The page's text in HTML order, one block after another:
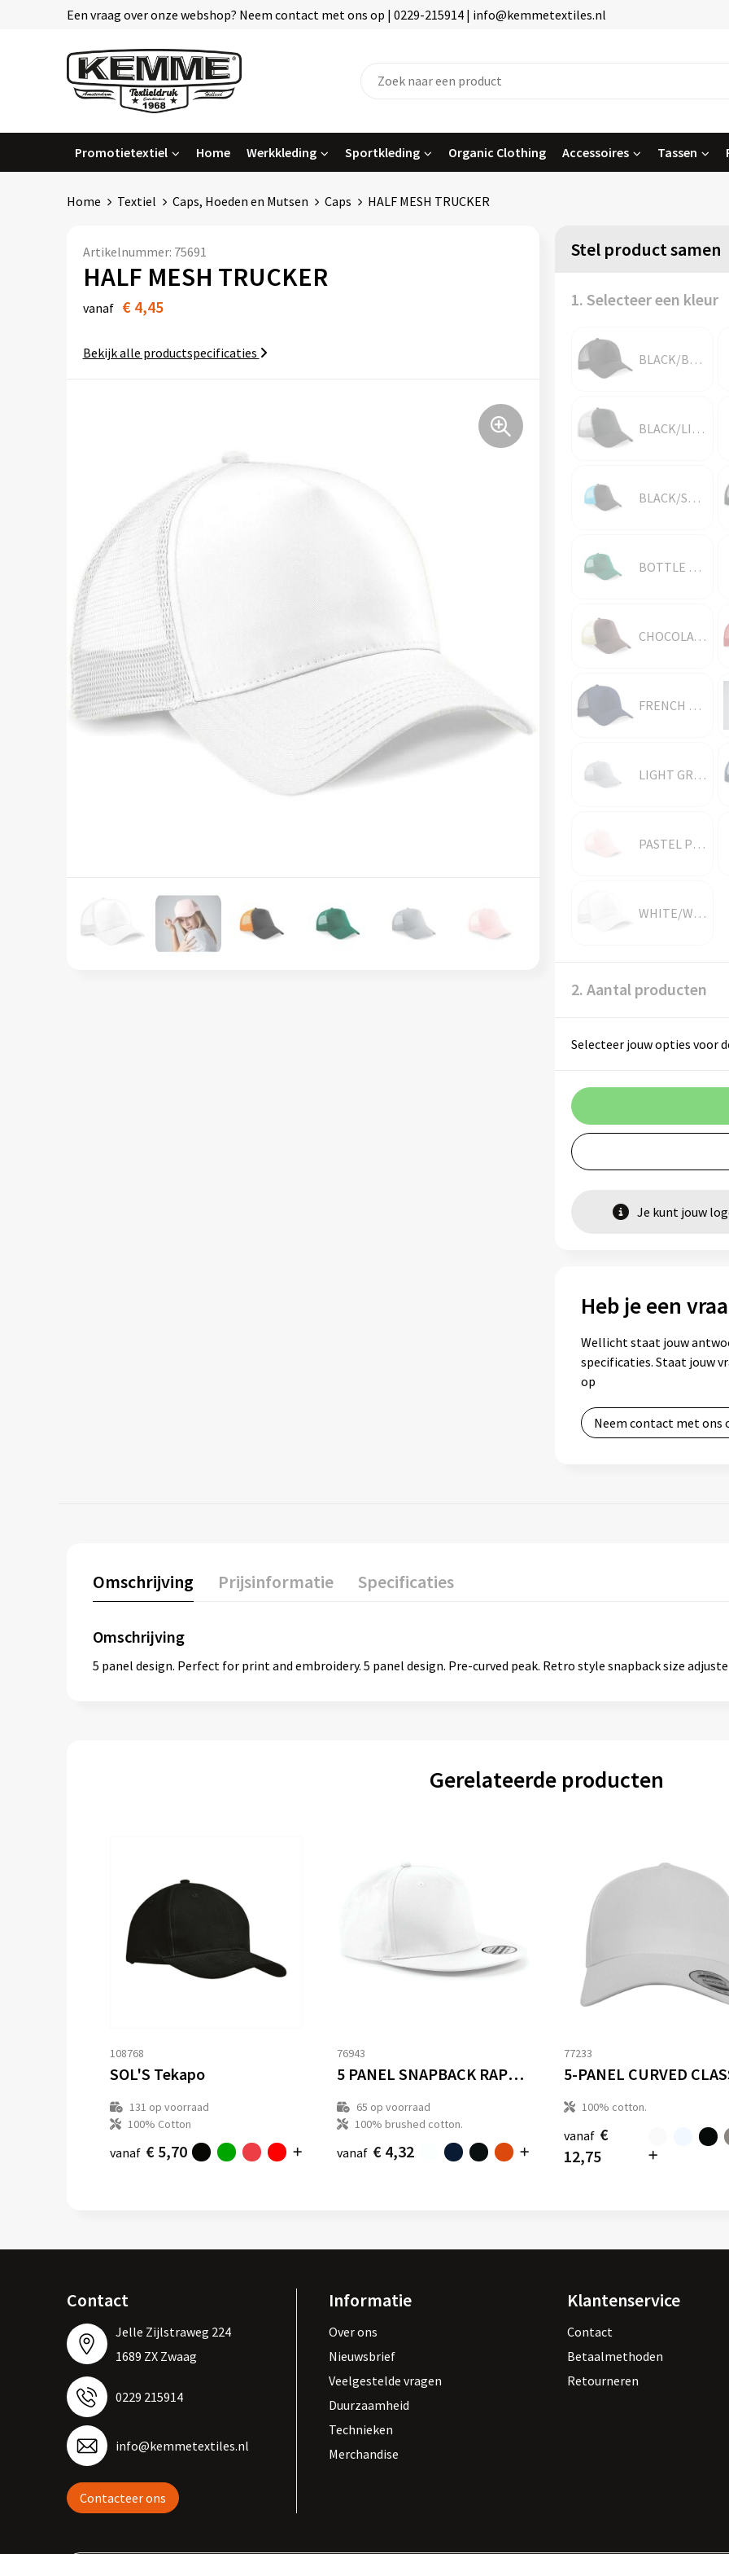
Een vraag over onze webshop? Neem contact met ons op | 0229-215914 | info@kemmetextiles.nl
Promotietextiel Home Werkkleding Sportkleding Organic Clothing Accessoires Tassen
Home Textiel Caps, Hoeden en Mutsen Caps HALF MESH TRUCKER
Artikelnummer: 75691
HALF MESH TRUCKER
vanaf € 4,45
Bekijk alle productspecificaties
Stel product samen
1. Selecteer een kleur
BLACK/BLACK
BLACK/LIGHT GREY
BLACK/SURF BLUE
BOTTLE GREEN/BOTTLE GREEN
CHOCOLATE/CARAMEL
FRENCH NAVY/FRENCH NAVY
LIGHT GREY/LIGHT GREY
PASTEL PINK/PASTEL PINK
WHITE/WHITE
2. Aantal producten
Selecteer jouw opties voor
Je kunt jouw
Heb je een
Wellicht staat jouw
specificaties. Staat jouw
op
Neem contact met ons
Omschrijving Prijsinformatie Specificaties
Omschrijving
5 panel design. Perfect for print and embroidery. 5 panel design. Pre-curved peak. Retro style snapback size
Gerelateerde producten
108768
SOL'S Tekapo
131 op voorraad
100% Cotton
vanaf € 5,70
76943
5 PANEL SNAPBACK RAPPER CAP
65 op voorraad
100% brushed cotton.
vanaf € 4,32
77233
100% cotton.
vanaf €
12,75
Contact
Jelle Zijlstraweg 224
1689 ZX Zwaag
0229 215914
info@kemmetextiles.nl
Contacteer ons
Informatie
Over ons
Nieuwsbrief
Veelgestelde vragen
Duurzaamheid
Technieken
Merchandise
Klantenservice
Contact
Betaalmethoden
Retourneren